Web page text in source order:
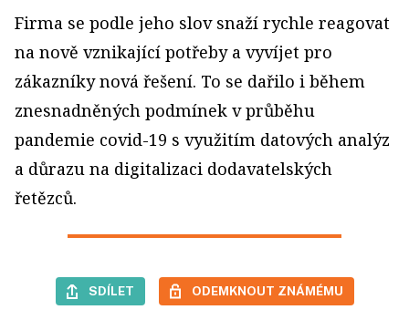
Firma se podle jeho slov snaží rychle reagovat
na nově vznikající potřeby a vyvíjet pro
zákazníky nová řešení. To se dařilo i během
znesnadněných podmínek v průběhu
pandemie covid-19 s využitím datových analýz
a důrazu na digitalizaci dodavatelských
řetězců.
SDÍLET ODEMKNOUT ZNÁMÉMU